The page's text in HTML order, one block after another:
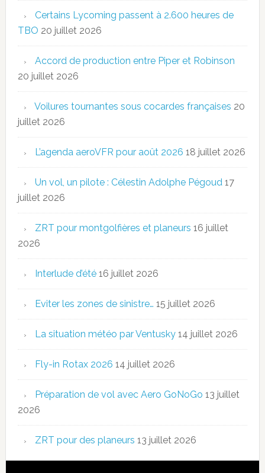
Certains Lycoming passent à 2.600 heures de
TBO 20 juillet 2026
Accord de production entre Piper et Robinson
20 juillet 2026
Voilures tournantes sous cocardes françaises 20
juillet 2026
L’agenda aeroVFR pour août 2026 18 juillet 2026
Un vol, un pilote : Célestin Adolphe Pégoud 17
juillet 2026
ZRT pour montgolfières et planeurs 16 juillet
2026
Interlude d’été 16 juillet 2026
Eviter les zones de sinistre… 15 juillet 2026
La situation météo par Ventusky 14 juillet 2026
Fly-in Rotax 2026 14 juillet 2026
Préparation de vol avec Aero GoNoGo 13 juillet
2026
ZRT pour des planeurs 13 juillet 2026